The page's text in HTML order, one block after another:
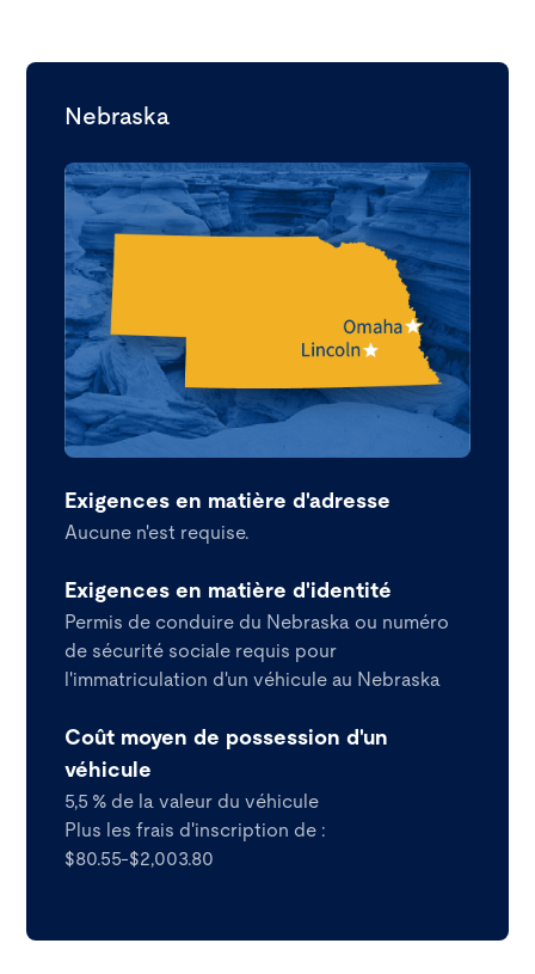
Nebraska
Exigences en matière d'adresse
Aucune n'est requise.
Exigences en matière d'identité
Permis de conduire du Nebraska ou numéro
de sécurité sociale requis pour
l'immatriculation d'un véhicule au Nebraska
Coût moyen de possession d'un
véhicule
5,5 % de la valeur du véhicule
Plus les frais d'inscription de :
$80.55-$2,003.80